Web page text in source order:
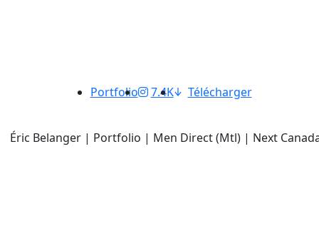
Portfolio 7.4K Télécharger